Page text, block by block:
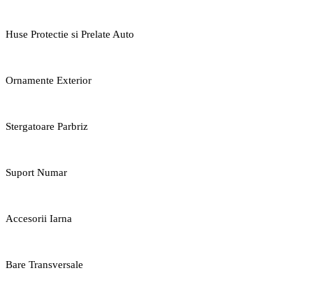
Huse Protectie si Prelate Auto
Ornamente Exterior
Stergatoare Parbriz
Suport Numar
Accesorii Iarna
Bare Transversale